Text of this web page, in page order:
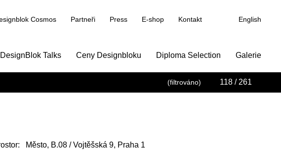
Cosmos Partneři Press E-shop Kontakt English
DesignBlok Talks Ceny Designbloku Diploma Selection Galerie
(filtrováno) 118 / 261
Město, B.08 / Vojtěšská 9, Praha 1